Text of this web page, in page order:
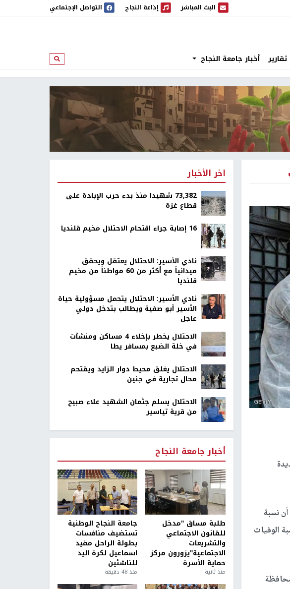
البث المباشر
البث المباشر إذاعة النجاح
إذاعة النجاح التواصل الإجتماعي
تقارير أخبار جامعة النجاح ابحث
جديدة
نسبة
فيما بلغت نسبة الإصابات النشطة 20%، ونسبة الوفيات
55 عاما والباذان 60 عاماً في محافظة
اخر الأخبار
73,382 شهيدا منذ بدء حرب الإبادة على
قطاع غزة
16 إصابة جراء اقتحام الاحتلال مخيم قلنديا
نادي الأسير: الاحتلال يعتقل ويحقق
ميدانياً مع أكثر من 60 مواطناً من مخيم
قلنديا
نادي الأسير: الاحتلال يتحمل مسؤولية حياة
الأسير أبو صفية ويطالب بتدخل دولي
عاجل
الاحتلال يخطر بإخلاء 4 مساكن ومنشآت
في خلة الضبع بمسافر يطا
الاحتلال يغلق محيط دوار الزايد ويقتحم
محال تجارية في جنين
الاحتلال يسلم جثمان الشهيد علاء صبيح
من قرية تياسير
أخبار جامعة النجاح
طلبة مساق "مدخل
للقانون الاجتماعي
والتشريعات
الاجتماعية"يزورون مركز
حماية الأسرة
منذ ثانية
جامعة النجاح الوطنية
تستضيف منافسات
بطولة الراحل مفيد
اسماعيل لكرة اليد
للناشئين
منذ 48 دقيقة